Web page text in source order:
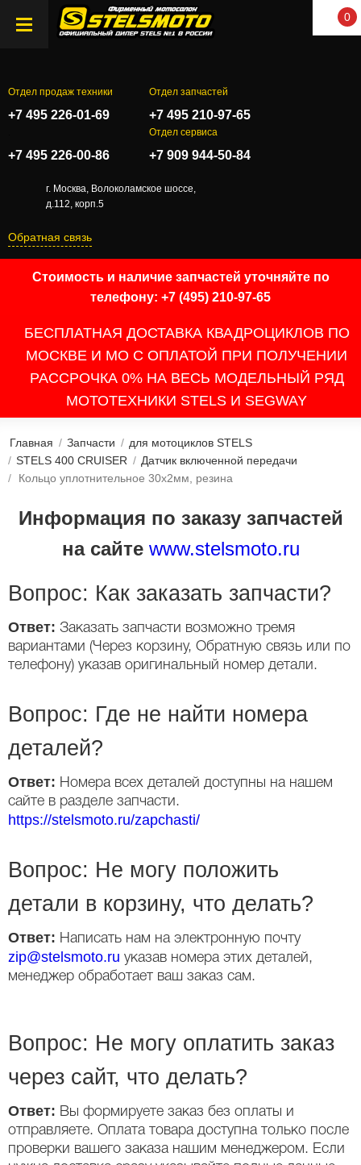
0
Отдел продаж техники
+7 495 226-01-69
Отдел запчастей
+7 495 210-97-65
+7 495 226-00-86
Отдел сервиса
+7 909 944-50-84
г. Москва, Волоколамское шоссе,
д.112, корп.5
Обратная связь
Стоимость и наличие запчастей уточняйте по
телефону: +7 (495) 210-97-65
БЕСПЛАТНАЯ ДОСТАВКА КВАДРОЦИКЛОВ ПО
МОСКВЕ И МО С ОПЛАТОЙ ПРИ ПОЛУЧЕНИИ
РАССРОЧКА 0% НА ВЕСЬ МОДЕЛЬНЫЙ РЯД
МОТОТЕХНИКИ STELS И SEGWAY
Главная / Запчасти / для мотоциклов STELS
/ STELS 400 CRUISER / Датчик включенной передачи
/
Кольцо уплотнительное 30x2мм, резина
Информация по заказу запчастей
на сайте www.stelsmoto.ru
Вопрос: Как заказать запчасти?
Ответ: Заказать запчасти возможно тремя
вариантами (Через корзину, Обратную связь или по
телефону) указав оригинальный номер детали.
Вопрос: Где не найти номера
деталей?
Ответ: Номера всех деталей доступны на нашем
сайте в разделе запчасти.
https://stelsmoto.ru/zapchasti/
Вопрос: Не могу положить
детали в корзину, что делать?
Ответ: Написать нам на электронную почту
zip@stelsmoto.ru указав номера этих деталей,
менеджер обработает ваш заказ сам.
Вопрос: Не могу оплатить заказ
через сайт, что делать?
Ответ: Вы формируете заказ без оплаты и
отправляете. Оплата товара доступна только после
проверки вашего заказа нашим менеджером. Если